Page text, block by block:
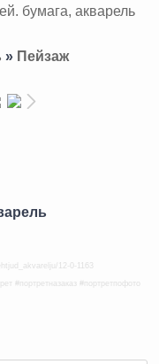
» Пейзаж
12-0-1163
#портретназаказ #портретпофото